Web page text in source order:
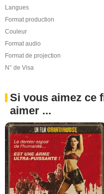
Langues
Format production
Couleur
Format audio
Format de projection
N° de Visa
Si vous aimez ce
aimer ...